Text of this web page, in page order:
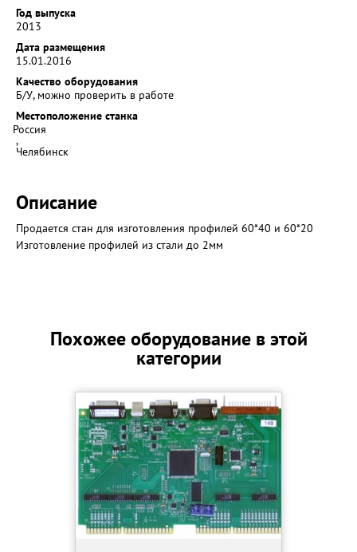
Год выпуска
2013
Дата размещения
15.01.2016
Качество оборудования
Б/У, можно проверить в работе
Местоположение станка
Россия
,
Челябинск
Описание
Продается стан для изготовления профилей 60*40 и 60*20
Изготовление профилей из стали до 2мм
Похожее оборудование в этой
категории